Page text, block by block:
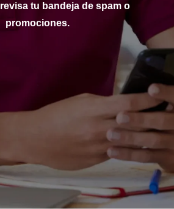
revisa tu bandeja de spam o
promociones.